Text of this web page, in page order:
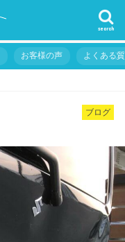
search
お客様の声 よくある
ブログ